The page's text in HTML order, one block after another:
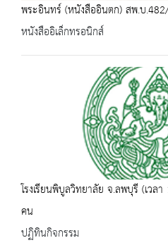
พระอินทร์ (หนังสืออินตก) สพ.บ
หนังสืออิเล็กทรอนิกส์
โรงเรียนพิบูลวิทยาลัย จ.ลพบุรี (เว
คน
ปฏิทินกิจกรรม